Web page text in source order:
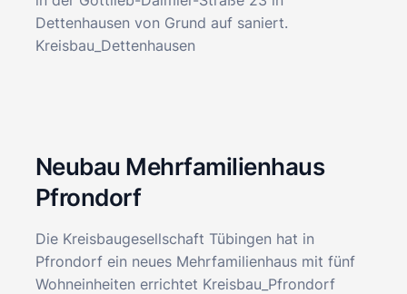
Dettenhausen von Grund auf saniert.
Kreisbau_Dettenhausen
Neubau Mehrfamilienhaus
Pfrondorf
Die Kreisbaugesellschaft Tübingen hat in
Pfrondorf ein neues Mehrfamilienhaus mit fünf
Wohneinheiten errichtet Kreisbau_Pfrondorf